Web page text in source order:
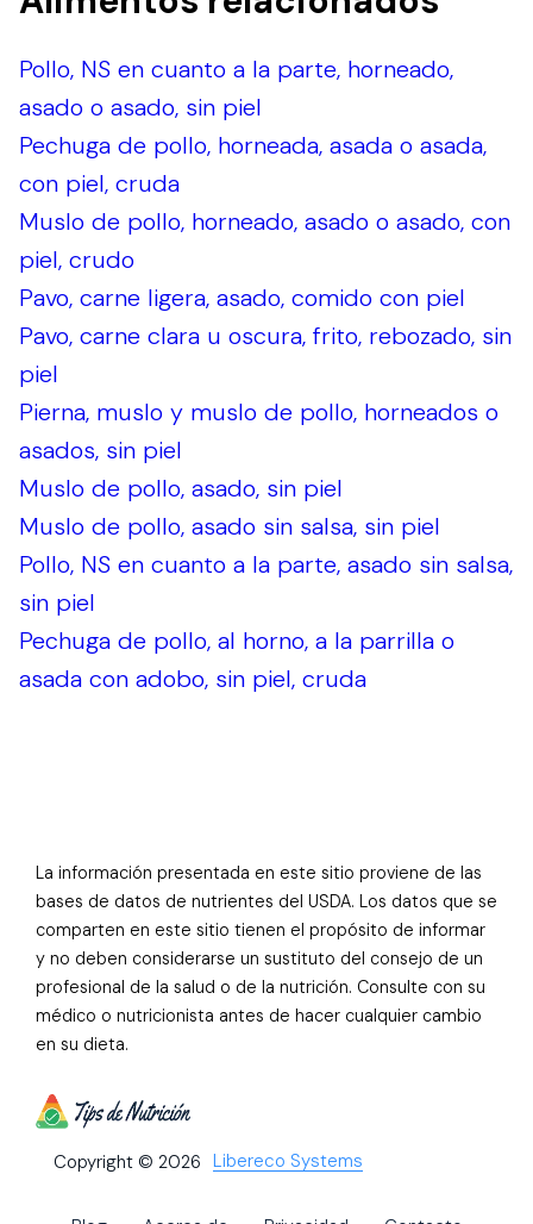
Pollo, NS en cuanto a la parte, horneado,
asado o asado, sin piel
Pechuga de pollo, horneada, asada o asada,
con piel, cruda
Muslo de pollo, horneado, asado o asado, con
piel, crudo
Pavo, carne ligera, asado, comido con piel
Pavo, carne clara u oscura, frito, rebozado, sin
piel
Pierna, muslo y muslo de pollo, horneados o
asados, sin piel
Muslo de pollo, asado, sin piel
Muslo de pollo, asado sin salsa, sin piel
Pollo, NS en cuanto a la parte, asado sin salsa,
sin piel
Pechuga de pollo, al horno, a la parrilla o
asada con adobo, sin piel, cruda
La información presentada en este sitio proviene de las
bases de datos de nutrientes del USDA. Los datos que se
comparten en este sitio tienen el propósito de informar
y no deben considerarse un sustituto del consejo de un
profesional de la salud o de la nutrición. Consulte con su
médico o nutricionista antes de hacer cualquier cambio
en su dieta.
Copyright © 2026 Libereco Systems